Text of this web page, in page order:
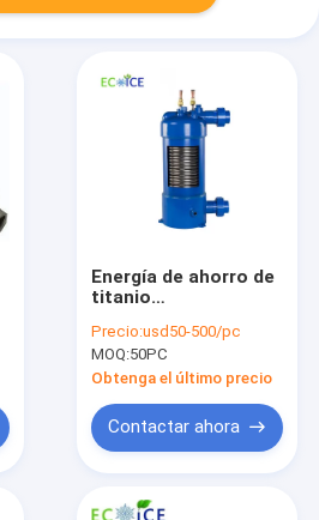
Energía de ahorro de
titanio
calor bobinas para
piscina con buena
calidad de diseño
personalizado
Precio:usd50-500/pc
MOQ:50PC
Obtenga el último precio
Contactar ahora